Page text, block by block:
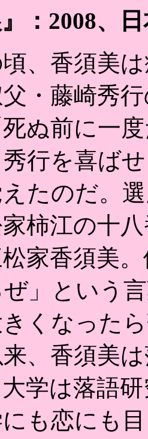
』：2008、
頃、香須美
・藤崎秀
ぬ前に一
行を喜ば
たのだ。
柿江の十
家香須美
」という
くなった
、香須美
学は落語
も恋にも